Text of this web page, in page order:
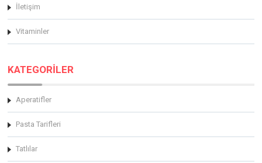
İletişim
Vitaminler
KATEGORİLER
Aperatifler
Pasta Tarifleri
Tatlılar